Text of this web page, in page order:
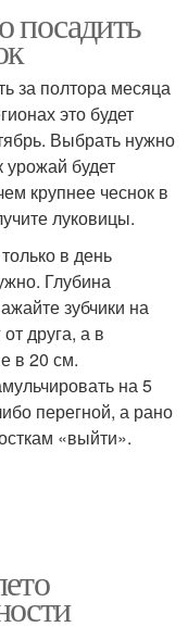
посадить
за полтора месяца
это будет
Выбрать нужно
урожай будет
крупнее чеснок в
луковицы.
в день
Глубина
зубчики на
друга, а в
в 20 см.
на 5
перегной, а рано
«выйти».